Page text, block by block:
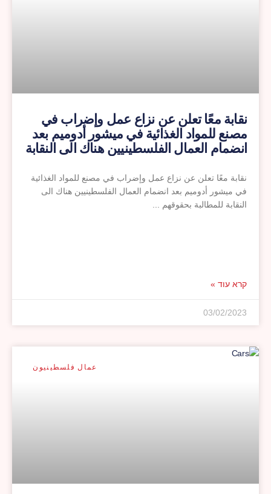
نقابة معًا تعلن عن نزاع عمل وإضراب في
مصنع للمواد الغذائية في ميشور أدوميم بعد
انضمام العمال الفلسطينيين هناك الى النقابة
نقابة معًا تعلن عن نزاع عمل وإضراب في مصنع للمواد الغذائية
في ميشور أدوميم بعد انضمام العمال الفلسطينيين هناك الى
النقابة للمطالبة بحقوقهم
קרא עוד »
03/02/2023
عمال فلسطينيون